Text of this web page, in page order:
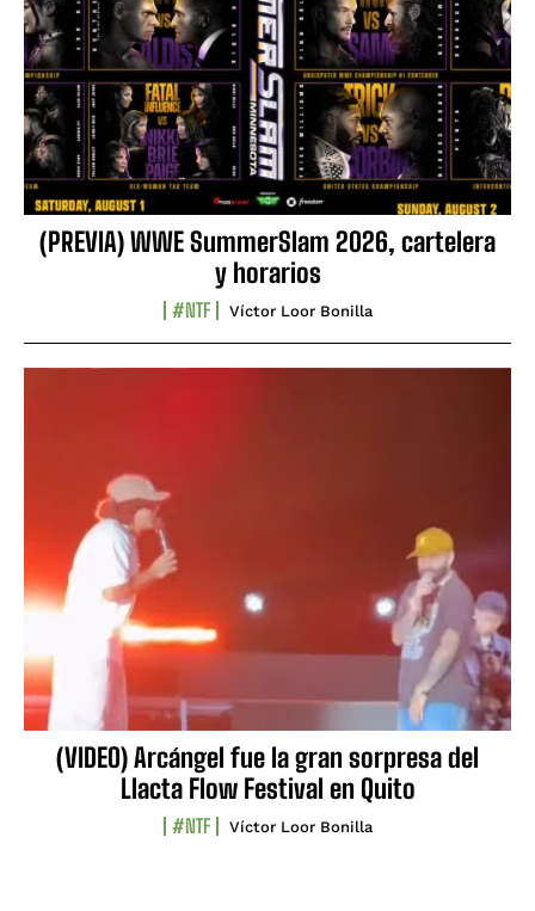
(PREVIA) WWE SummerSlam 2026, cartelera
y horarios
#NTF Víctor Loor Bonilla
(VIDEO) Arcángel fue la gran sorpresa del
Llacta Flow Festival en Quito
#NTF Víctor Loor Bonilla